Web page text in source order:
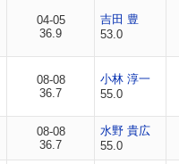
04-05
36.9
吉田 豊
53.0
08-08
36.7
小林 淳一
55.0
08-08
36.7
水野 貴広
55.0